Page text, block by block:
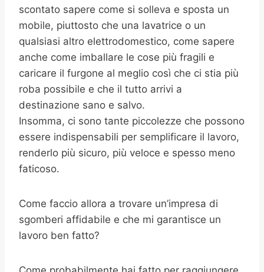
scontato sapere come si solleva e sposta un
mobile, piuttosto che una lavatrice o un
qualsiasi altro elettrodomestico, come sapere
anche come imballare le cose più fragili e
caricare il furgone al meglio così che ci stia più
roba possibile e che il tutto arrivi a
destinazione sano e salvo.
Insomma, ci sono tante piccolezze che possono
essere indispensabili per semplificare il lavoro,
renderlo più sicuro, più veloce e spesso meno
faticoso.
Come faccio allora a trovare un’impresa di
sgomberi affidabile e che mi garantisce un
lavoro ben fatto?